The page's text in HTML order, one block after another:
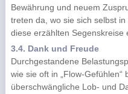
Bewährung und neuem
treten da, wo sie sich selbst
diese erzählten Segenskreise
3.4. Dank und Freude
Durchgestandene
wie sie oft in „Flow-
überschwängliche Lob- und